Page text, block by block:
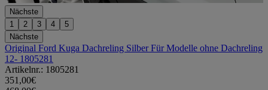
Nächste
1
2 3 4
5
Nächste
Original Ford Kuga Dachreling Silber Für Modelle ohne Dachreling
12- 1805281
Artikelnr.: 1805281
351,00€